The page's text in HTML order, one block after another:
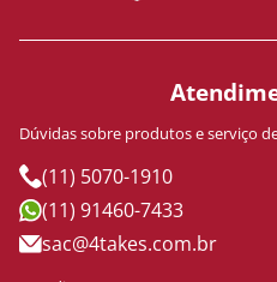
Dúvidas sobre produtos e serviço
(11) 5070-1910
(11) 91460-7433
sac@4takes.com.br